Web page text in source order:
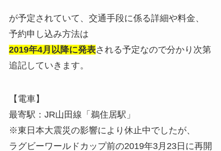
が予定されていて、交通手段に係る詳細や料金、
予約申し込み方法は
2019年4月以降に発表される予定なので分かり次第
追記していきます。
【電車】
最寄駅：JR山田線「鵜住居駅」
※東日本大震災の影響により休止中でしたが、
ラグビーワールドカップ前の2019年3月23日に再開